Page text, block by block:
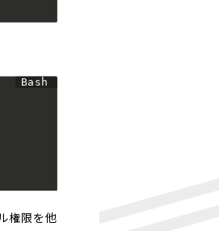
権限を他